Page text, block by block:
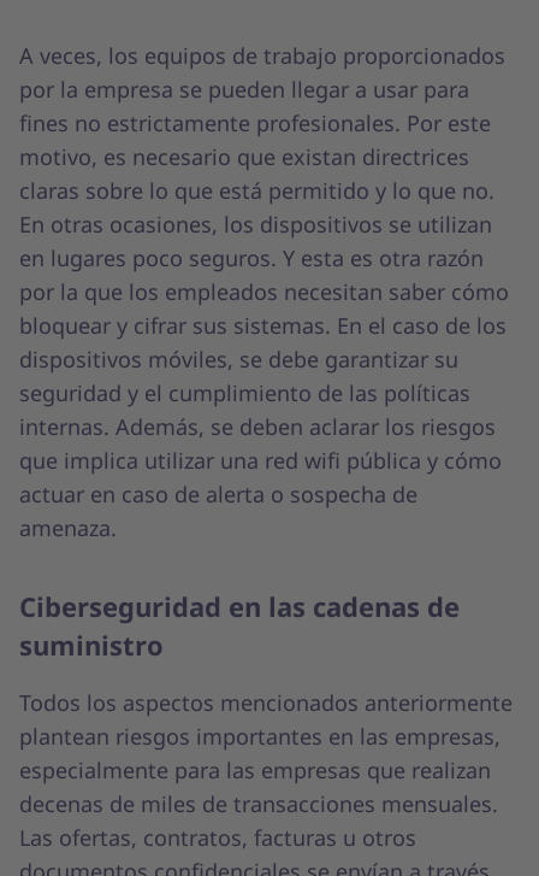
A veces, los equipos de trabajo proporcionados
por la empresa se pueden llegar a usar para
fines no estrictamente profesionales. Por este
motivo, es necesario que existan directrices
claras sobre lo que está permitido y lo que no.
En otras ocasiones, los dispositivos se utilizan
en lugares poco seguros. Y esta es otra razón
por la que los empleados necesitan saber cómo
bloquear y cifrar sus sistemas. En el caso de los
dispositivos móviles, se debe garantizar su
seguridad y el cumplimiento de las políticas
internas. Además, se deben aclarar los riesgos
que implica utilizar una red wifi pública y cómo
actuar en caso de alerta o sospecha de
amenaza.
Ciberseguridad en las cadenas de
suministro
Todos los aspectos mencionados anteriormente
plantean riesgos importantes en las empresas,
especialmente para las empresas que realizan
decenas de miles de transacciones mensuales.
Las ofertas, contratos, facturas u otros